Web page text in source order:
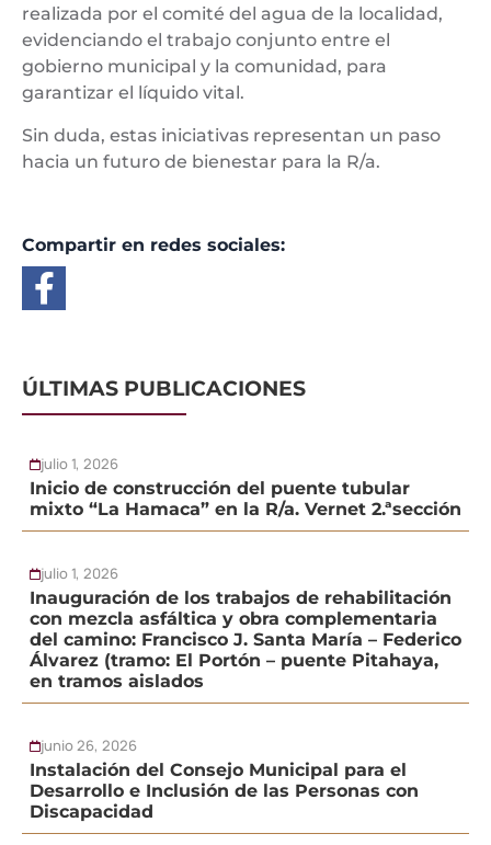
realizada por el comité del agua de la localidad,
evidenciando el trabajo conjunto entre el
gobierno municipal y la comunidad, para
garantizar el líquido vital.
Sin duda, estas iniciativas representan un paso
hacia un futuro de bienestar para la R/a.
Compartir en redes sociales:
ÚLTIMAS PUBLICACIONES
julio 1, 2026
Inicio de construcción del puente tubular
mixto “La Hamaca” en la R/a. Vernet 2.ªsección
julio 1, 2026
Inauguración de los trabajos de rehabilitación
con mezcla asfáltica y obra complementaria
del camino: Francisco J. Santa María – Federico
Álvarez (tramo: El Portón – puente Pitahaya,
en tramos aislados
junio 26, 2026
Instalación del Consejo Municipal para el
Desarrollo e Inclusión de las Personas con
Discapacidad